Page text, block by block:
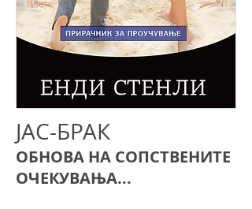
ЈАС-БРАК
ОБНОВА НА СОПСТВЕНИТЕ
ОЧЕКУВАЊА...